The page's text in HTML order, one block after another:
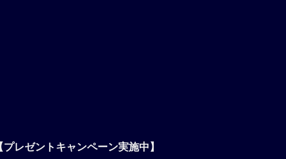
プレゼントキャンペーン実施中】